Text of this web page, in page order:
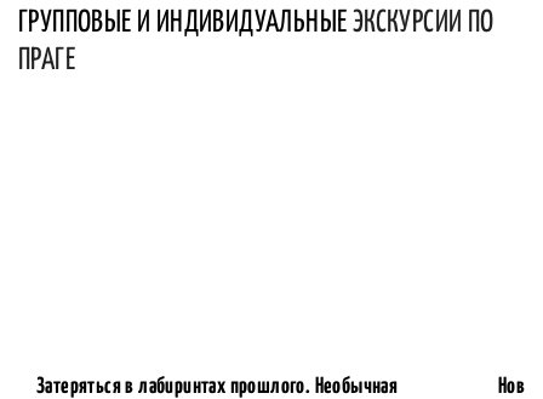
ГРУППОВЫЕ И ИНДИВИДУАЛЬНЫЕ ЭКСКУРСИИ ПО
ПРАГЕ
Затеряться в лабиринтах прошлого. Необычная